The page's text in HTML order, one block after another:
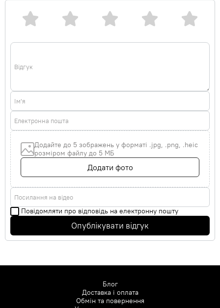
Відгук
Ім'я
Електронна пошта
Додайте до 5 зображень у форматі .jpg, .png, .heic
розміром файлу до 5 МБ
Додати фото
Посилання на відео
Повідомляти про відповідь на електронну пошту
Опублікувати відгук
Блог
Доставка і оплата
Обмін та повернення